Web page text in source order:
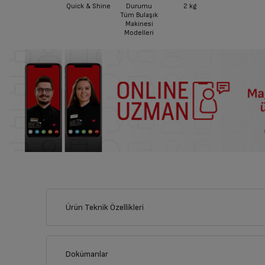
Quick & Shine
Durumu
Tüm Bulaşık
Makinesi
Modelleri
2 kg
Ürün Teknik Özellikleri
Dokümanlar